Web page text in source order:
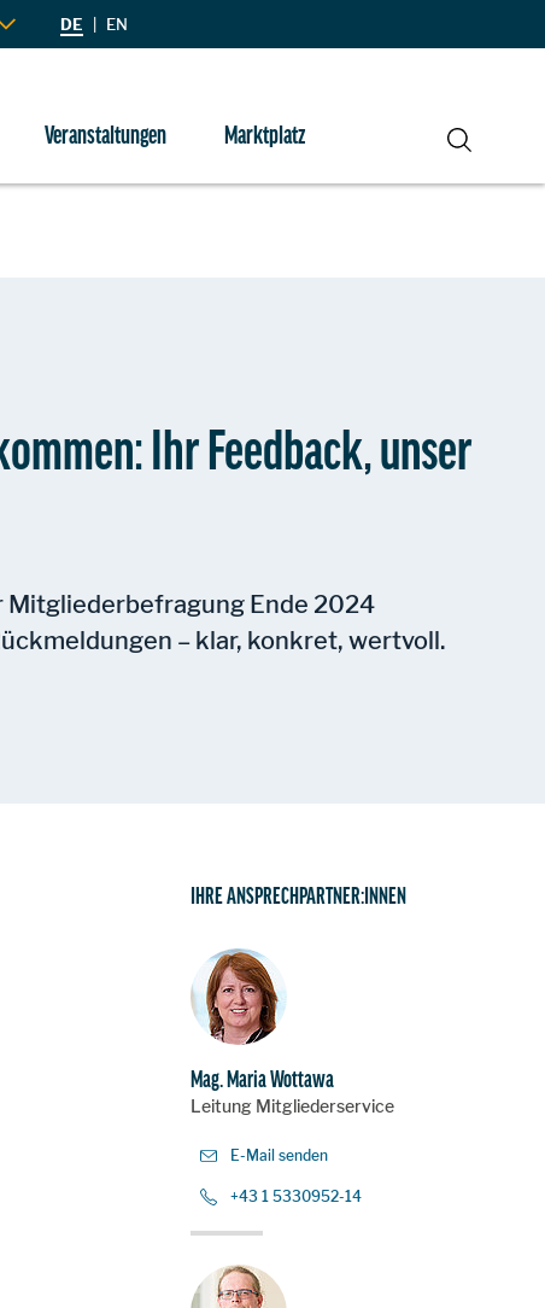
DE | EN
Veranstaltungen
Marktplatz
Suche
Ihr Feedback, unser
Mitgliederbefragung Ende 2024
– klar, konkret, wertvoll.
IHRE ANSPRECHPARTNER:INNEN
Mag. Maria Wottawa
Leitung Mitgliederservice
E-Mail senden
+43 1 5330952-14